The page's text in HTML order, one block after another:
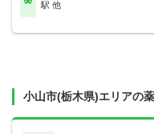
駅 他
小山市(栃木県)エリアの